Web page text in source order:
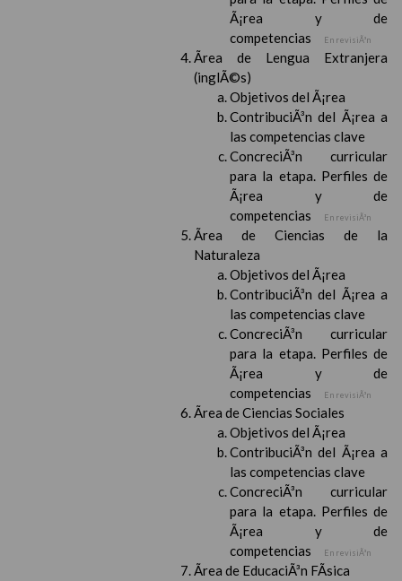
Ã¡rea y de
competencias
En revisiÃ³n
Ãrea de Lengua Extranjera
(inglÃ©s)
Objetivos del Ã¡rea
ContribuciÃ³n del Ã¡rea a
las competencias clave
ConcreciÃ³n curricular
para la etapa. Perfiles de
Ã¡rea y de
competencias
En revisiÃ³n
Ãrea de Ciencias de la
Naturaleza
Objetivos del Ã¡rea
ContribuciÃ³n del Ã¡rea a
las competencias clave
ConcreciÃ³n curricular
para la etapa. Perfiles de
Ã¡rea y de
competencias
En revisiÃ³n
Ãrea de Ciencias Sociales
Objetivos del Ã¡rea
ContribuciÃ³n del Ã¡rea a
las competencias clave
ConcreciÃ³n curricular
para la etapa. Perfiles de
Ã¡rea y de
competencias
En revisiÃ³n
Ãrea de EducaciÃ³n FÃ­sica